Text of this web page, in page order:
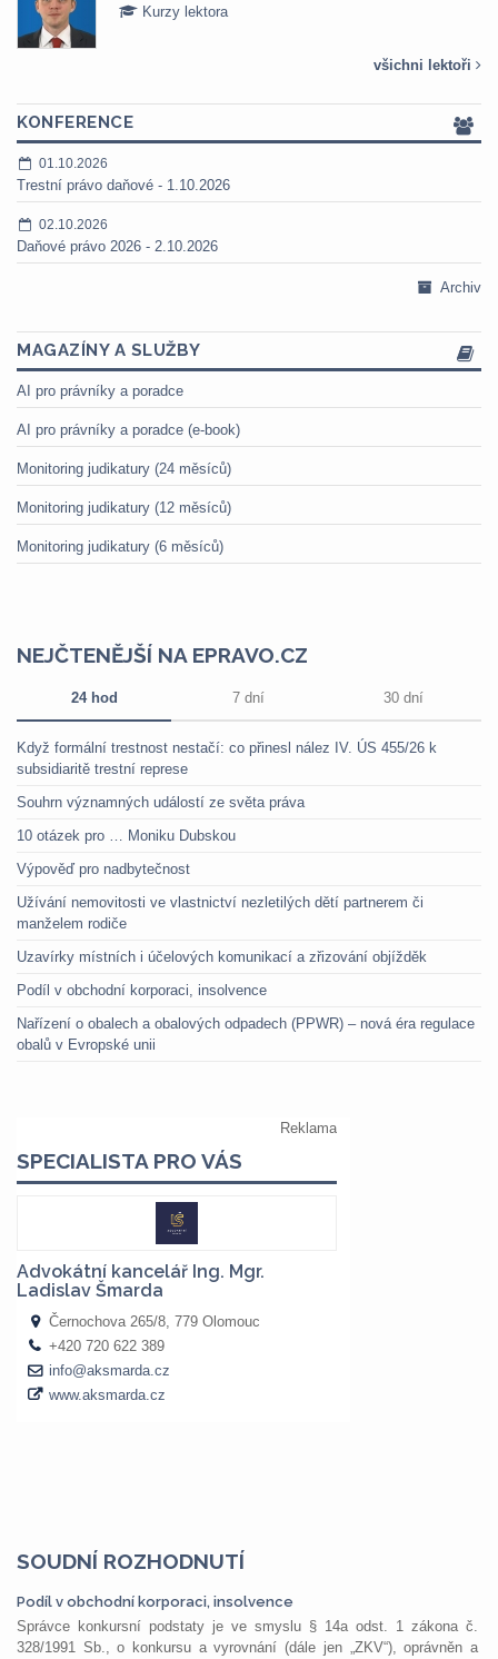
Kurzy lektora
všichni lektoři
KONFERENCE
01.10.2026
Trestní právo daňové - 1.10.2026
02.10.2026
Daňové právo 2026 - 2.10.2026
Archiv
MAGAZÍNY A SLUŽBY
AI pro právníky a poradce
AI pro právníky a poradce (e-book)
Monitoring judikatury (24 měsíců)
Monitoring judikatury (12 měsíců)
Monitoring judikatury (6 měsíců)
NEJČTENĚJŠÍ NA EPRAVO.CZ
24 hod 7 dní 30 dní
Když formální trestnost nestačí: co přinesl nález IV. ÚS 455/26 k
subsidiaritě trestní represe
Souhrn významných událostí ze světa práva
10 otázek pro … Moniku Dubskou
Výpověď pro nadbytečnost
Užívání nemovitosti ve vlastnictví nezletilých dětí partnerem či
manželem rodiče
Uzavírky místních i účelových komunikací a zřizování objížděk
Podíl v obchodní korporaci, insolvence
Nařízení o obalech a obalových odpadech (PPWR) – nová éra regulace
obalů v Evropské unii
SOUDNÍ ROZHODNUTÍ
Podíl v obchodní korporaci, insolvence
Správce konkursní podstaty je ve smyslu § 14a odst. 1 zákona č.
328/1991 Sb., o konkursu a vyrovnání (dále jen „ZKV“), oprávněn a